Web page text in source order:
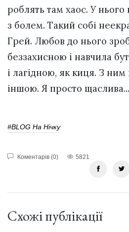
роблять там хаос. У нього
з болем. Такий собі
Грей. Любов до нього
беззахисною і навчила
і лагідною, як киця. З ним
іншою. Я просто щаслива...
#BLOG На Нічку
Коментарів (0) 5821
Схожі публікації